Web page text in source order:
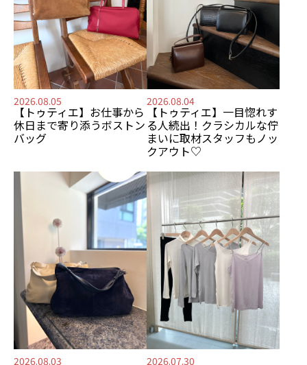
2026.08.05
【トゥティエ】 お仕事から
休日まで寄り添うボストン
バッグ
2026.08.04
【トゥティエ】 一目惚れす
る人続出！ クラシカルな佇
まいに取材スタッフもノッ
クアウト♡
2026.08.03 2026.07.30